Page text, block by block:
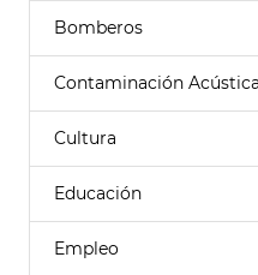
Bomberos
Contaminación Acústica
Cultura
Educación
Empleo